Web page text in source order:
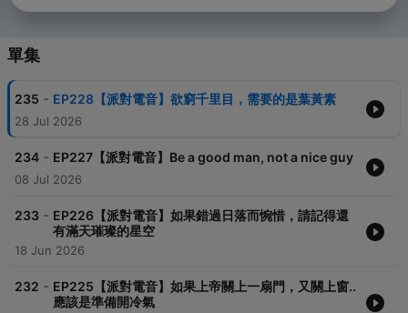
單集
235 - EP228【派對電音】欲窮千里目，需要的是葉黃素
28 Jul 2026
234 - EP227【派對電音】Be a good man, not a nice guy
08 Jul 2026
233 - EP226【派對電音】如果錯過日落而惋惜，請記得還
有滿天璀璨的星空
18 Jun 2026
232 - EP225【派對電音】如果上帝關上一扇門，又關上窗..
應該是準備開冷氣